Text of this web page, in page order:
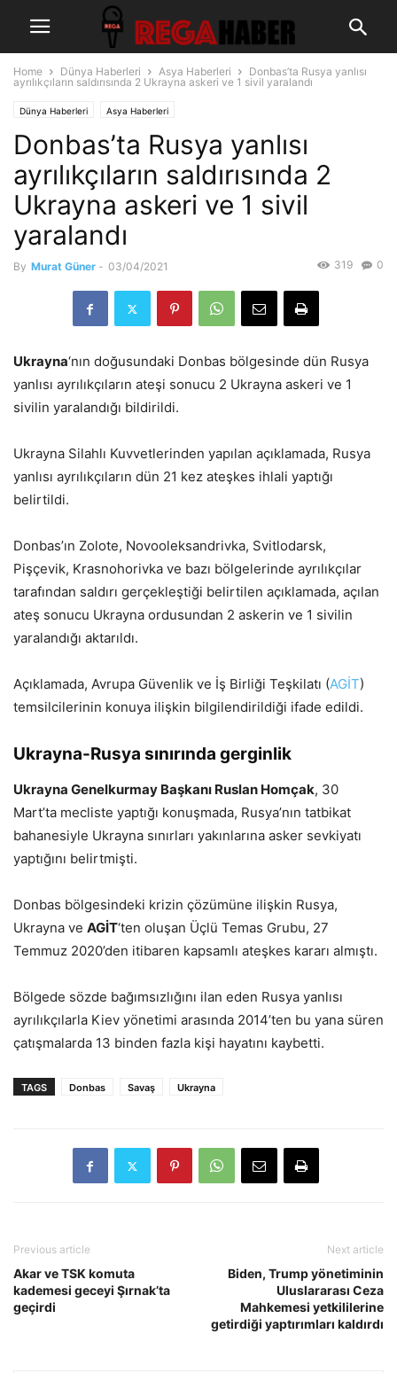
Home Dünya Haberleri Asya Haberleri
Donbas’ta Rusya yanlısı
ayrılıkçıların saldırısında 2 Ukrayna askeri ve 1 sivil yaralandı
Dünya Haberleri Asya Haberleri
Donbas’ta Rusya yanlısı
ayrılıkçıların saldırısında 2
Ukrayna askeri ve 1 sivil
yaralandı
By Murat Güner - 03/04/2021 0
319
Ukrayna‘nın doğusundaki Donbas bölgesinde dün Rusya
yanlısı ayrılıkçıların ateşi sonucu 2 Ukrayna askeri ve 1
sivilin yaralandığı bildirildi.
Ukrayna Silahlı Kuvvetlerinden yapılan açıklamada, Rusya
yanlısı ayrılıkçıların dün 21 kez ateşkes ihlali yaptığı
belirtildi.
Donbas’ın Zolote, Novooleksandrivka, Svitlodarsk,
Pişçevik, Krasnohorivka ve bazı bölgelerinde ayrılıkçılar
tarafından saldırı gerçekleştiği belirtilen açıklamada, açılan
ateş sonucu Ukrayna ordusundan 2 askerin ve 1 sivilin
yaralandığı aktarıldı.
Açıklamada, Avrupa Güvenlik ve İş Birliği Teşkilatı (AGİT)
temsilcilerinin konuya ilişkin bilgilendirildiği ifade edildi.
Ukrayna-Rusya sınırında gerginlik
Ukrayna Genelkurmay Başkanı Ruslan Homçak, 30
Mart’ta mecliste yaptığı konuşmada, Rusya’nın tatbikat
bahanesiyle Ukrayna sınırları yakınlarına asker sevkiyatı
yaptığını belirtmişti.
Donbas bölgesindeki krizin çözümüne ilişkin Rusya,
Ukrayna ve AGİT‘ten oluşan Üçlü Temas Grubu, 27
Temmuz 2020’den itibaren kapsamlı ateşkes kararı almıştı.
Bölgede sözde bağımsızlığını ilan eden Rusya yanlısı
ayrılıkçılarla Kiev yönetimi arasında 2014’ten bu yana süren
çatışmalarda 13 binden fazla kişi hayatını kaybetti.
TAGS Donbas Savaş Ukrayna
Previous article
Akar ve TSK komuta
kademesi geceyi Şırnak’ta
geçirdi
Next article
Biden, Trump yönetiminin
Uluslararası Ceza
Mahkemesi yetkililerine
getirdiği yaptırımları kaldırdı